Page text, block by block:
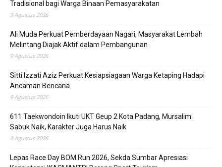
Tradisional bagi Warga Binaan Pemasyarakatan
9 Agustus 2026
Ali Muda Perkuat Pemberdayaan Nagari, Masyarakat Lembah
Melintang Diajak Aktif dalam Pembangunan
9 Agustus 2026
Sitti Izzati Aziz Perkuat Kesiapsiagaan Warga Ketaping Hadapi
Ancaman Bencana
9 Agustus 2026
611 Taekwondoin Ikuti UKT Geup 2 Kota Padang, Mursalim:
Sabuk Naik, Karakter Juga Harus Naik
9 Agustus 2026
Lepas Race Day BOM Run 2026, Sekda Sumbar Apresiasi